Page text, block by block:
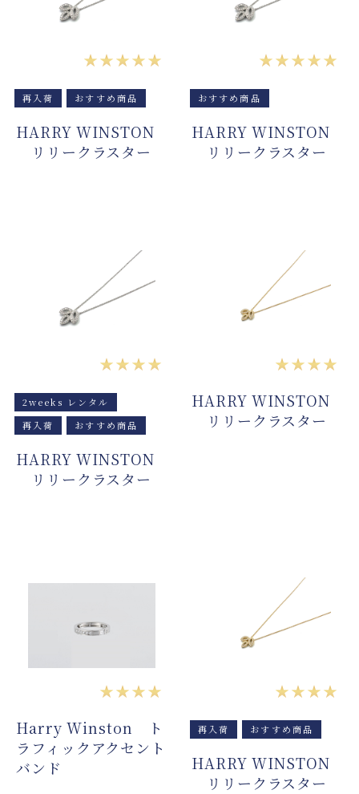
★★★★★
再入荷 おすすめ商品
HARRY WINSTON
リリークラスター
★★★★★
おすすめ商品
HARRY WINSTON
リリークラスター
★★★★
2weeks レンタル
再入荷
おすすめ商品
HARRY WINSTON
リリークラスター
★★★★
HARRY WINSTON
リリークラスター
★★★★
Harry Winston ト
ラフィックアクセント
バンド
★★★★
再入荷 おすすめ商品
HARRY WINSTON
リリークラスター